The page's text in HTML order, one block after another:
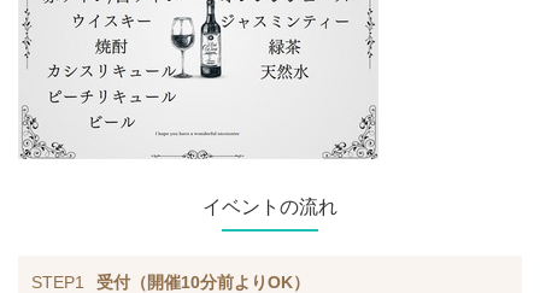
イベントの流れ
STEP1 受付（開催10分前よりOK）